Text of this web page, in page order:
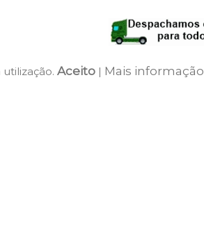
Aceito | Mais informação